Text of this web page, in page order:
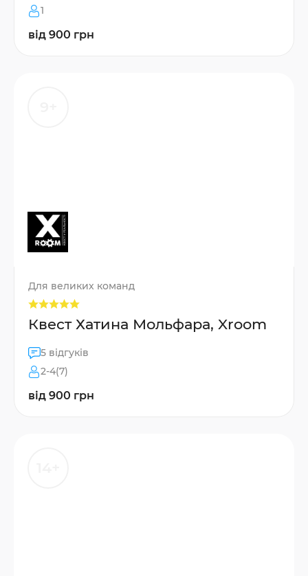
1
від 900 грн
Для великих команд
Квест Хатина Мольфара, Xroom
5 відгуків
2-4(7)
від 900 грн